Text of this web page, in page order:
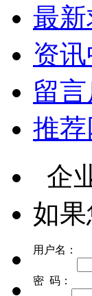
最
资
留
推
企
如
用户名：
密 码：